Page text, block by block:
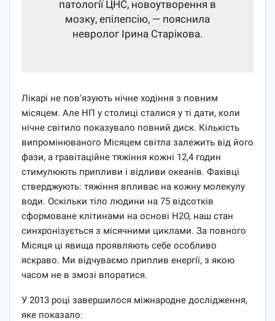
патології ЦНС, новоутворення в
мозку, епілепсію, — пояснила
невролог Ірина Старікова.
Лікарі не пов'язують нічне ходіння з повним
місяцем. Але НП у столиці сталися у ті дати, коли
нічне світило показувало повний диск. Кількість
випромінюваного Місяцем світла залежить від його
фази, а гравітаційне тяжіння кожні 12,4 годин
стимулюють припливи і відливи океанів. Фахівці
стверджують: тяжіння впливає на кожну молекулу
води. Оскільки тіло людини на 75 відсотків
сформоване клітинами на основі H2O, наш стан
синхронізується з місячними циклами. За повного
Місяця ці явища проявляють себе особливо
яскраво. Ми відчуваємо приплив енергії, з якою
часом не в змозі впоратися.
У 2013 році завершилося міжнародне дослідження,
яке показало: